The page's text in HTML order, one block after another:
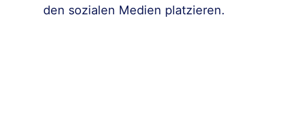
den sozialen Medien platzieren.